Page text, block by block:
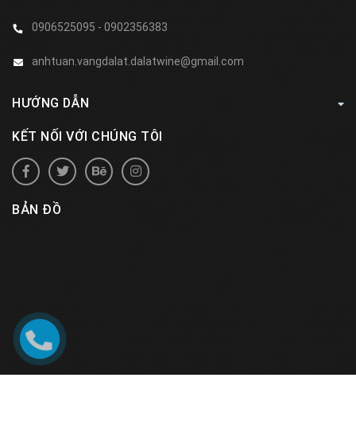
0906525095 - 0902356383
anhtuan.vangdalat.dalatwine@gmail.com
HƯỚNG DẪN
KẾT NỐI VỚI CHÚNG TÔI
BẢN ĐỒ